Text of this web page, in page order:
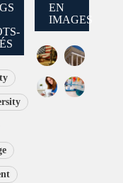
EN
IMAGES